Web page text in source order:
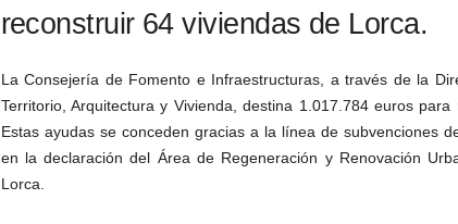
reconstruir 64 viviendas de Lorca.
La Consejería de Fomento e Infraestructuras, a través de la
Territorio, Arquitectura y Vivienda, destina 1.017.784 euros
Estas ayudas se conceden gracias a la línea de subvenciones
en la declaración del Área de Regeneración y Renovación
Lorca.